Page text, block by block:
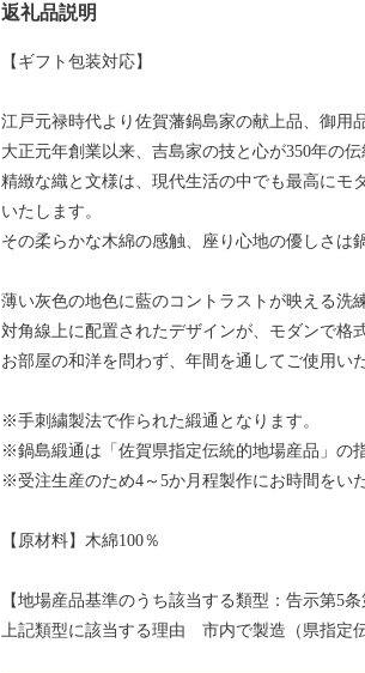
返礼品説明
【ギフト包装対応】
江戸元禄時代より佐賀藩鍋島家の献上品、御用
大正元年創業以来、吉島家の技と心が350年の
精緻な織と文様は、現代生活の中でも最高にモ
いたします。
その柔らかな木綿の感触、座り心地の優しさは
薄い灰色の地色に藍のコントラストが映える洗
対角線上に配置されたデザインが、モダンで格
お部屋の和洋を問わず、年間を通してご使用い
※手刺繍製法で作られた緞通となります。
※鍋島緞通は「佐賀県指定伝統的地場産品」の
※受注生産のため4～5か月程製作にお時間をい
【原材料】木綿100％
【地場産品基準のうち該当する類型：告示第5条
上記類型に該当する理由 市内で製造（県指定